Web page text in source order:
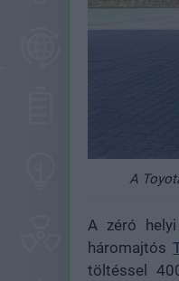
A
A zéró
háromajtós
töltéssel